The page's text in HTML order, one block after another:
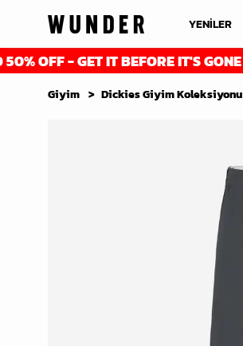
YENİLER
GET IT BEFORE IT'S GONE
Giyim Dickies Giyim Koleksiyonu